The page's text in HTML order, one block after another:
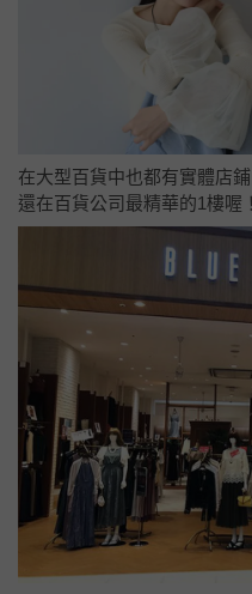
在大型百貨中也都有實體店
還在百貨公司最精華的1樓喔！